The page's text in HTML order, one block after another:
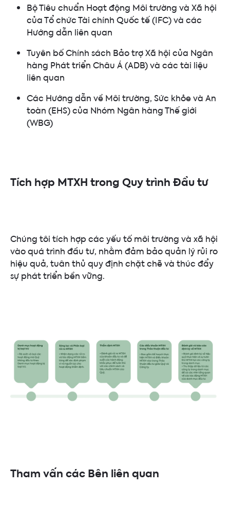
Bộ Tiêu chuẩn Hoạt động Môi trường và Xã hội
của Tổ chức Tài chính Quốc tế (IFC) và các
Hướng dẫn liên quan
Tuyên bố Chính sách Bảo trợ Xã hội của Ngân
hàng Phát triển Châu Á (ADB) và các tài liệu
liên quan
Các Hướng dẫn về Môi trường, Sức khỏe và An
toàn (EHS) của Nhóm Ngân hàng Thế giới
(WBG)
Tích hợp MTXH trong Quy trình Đầu tư
Chúng tôi tích hợp các yếu tố môi trường và xã hội
vào quá trình đầu tư, nhằm đảm bảo quản lý rủi ro
hiệu quả, tuân thủ quy định chặt chẽ và thúc đẩy
sự phát triển bền vững.
Tham vấn các Bên liên quan